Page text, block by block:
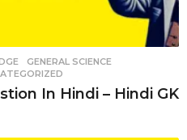
,GENERAL SCIENCE
In Hindi – Hindi GK